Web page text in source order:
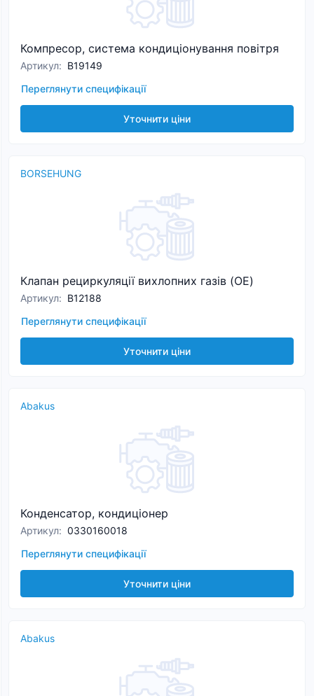
Компресор, система кондиціонування повітря
Артикул: B19149
Переглянути специфікації
Уточнити ціни
BORSEHUNG
Клапан рециркуляції вихлопних газів (OE)
Артикул: B12188
Переглянути специфікації
Уточнити ціни
Abakus
Конденсатор, кондиціонер
Артикул: 0330160018
Переглянути специфікації
Уточнити ціни
Abakus